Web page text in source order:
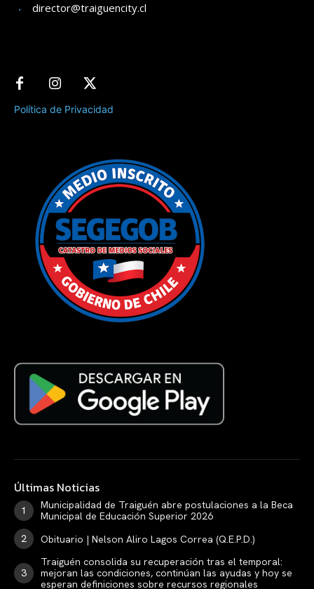
director@traiguencity.cl
Política de Privacidad
Últimas Noticias
Municipalidad de Traiguén abre postulaciones a la Beca
Municipal de Educación Superior 2026
Obituario | Nelson Aliro Lagos Correa (Q.E.P.D.)
Traiguén consolida su recuperación tras el temporal:
mejoran las condiciones, continúan las ayudas y hoy se
esperan definiciones sobre recursos regionales